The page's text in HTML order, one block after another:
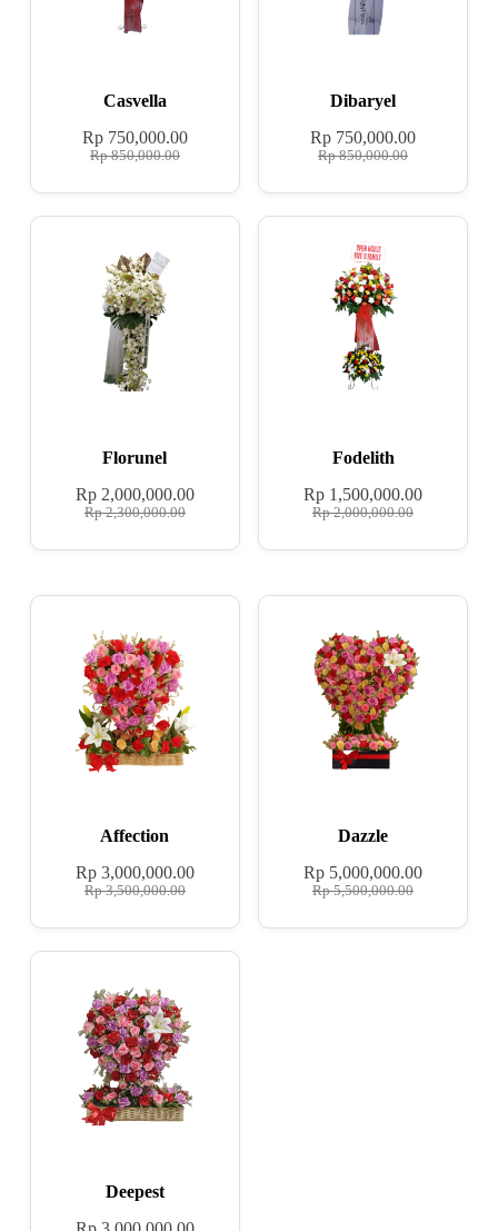
Casvella
Rp850,000.00
Rp750,000.00
Dibaryel
Rp850,000.00
Rp 750,000.00
Florunel
Rp2,300,000.00
Rp2,000,000.00
Fodelith
Rp2,000,000.00
Rp 1,500,000.00
Affection
Rp3,500,000.00
Rp3,000,000.00
Dazzle
Rp5,500,000.00
Rp 5,000,000.00
Deepest